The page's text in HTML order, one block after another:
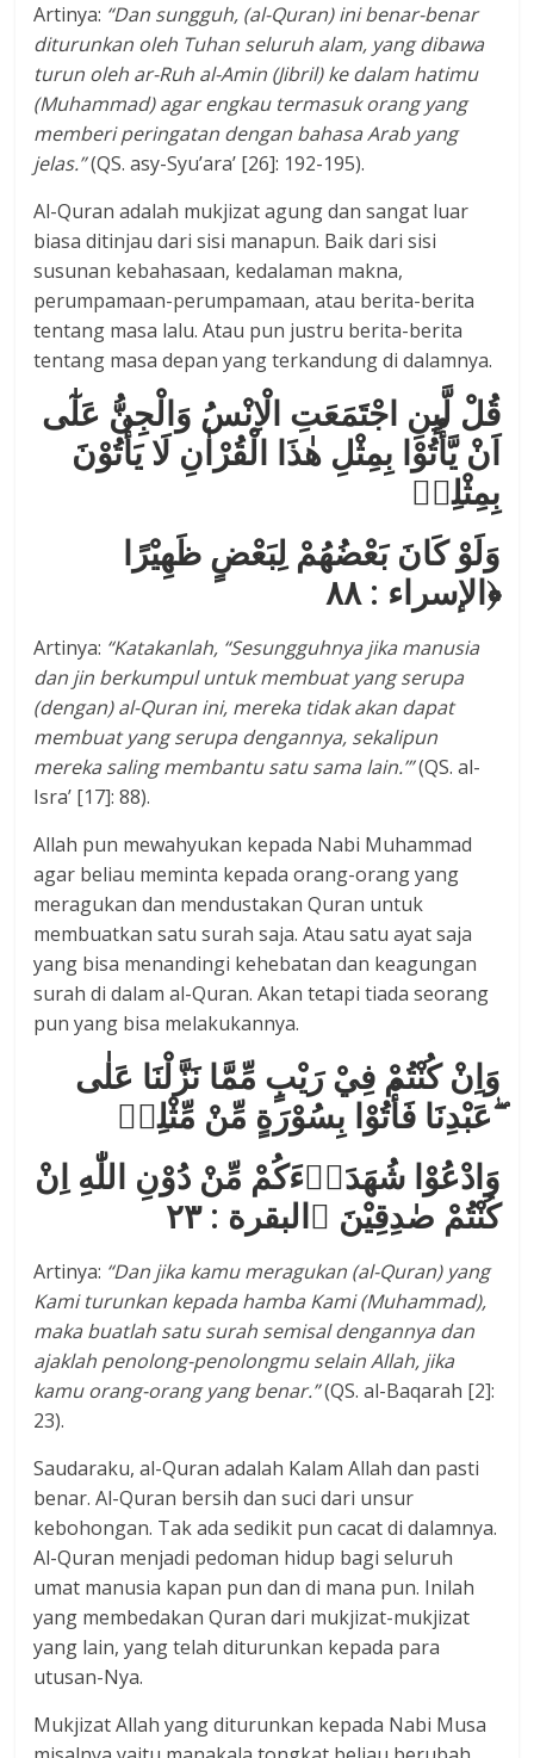
Artinya: “Dan sungguh, (al-Quran) ini benar-benar
diturunkan oleh Tuhan seluruh alam, yang dibawa
turun oleh ar-Ruh al-Amin (Jibril) ke dalam hatimu
(Muhammad) agar engkau termasuk orang yang
memberi peringatan dengan bahasa Arab yang
jelas.”(QS. asy-Syu’ara’ [26]: 192-195).
Al-Quran adalah mukjizat agung dan sangat luar
biasa ditinjau dari sisi manapun. Baik dari sisi
susunan kebahasaan, kedalaman makna,
perumpamaan-perumpamaan, atau berita-berita
tentang masa lalu. Atau pun justru berita-berita
tentang masa depan yang terkandung di dalamnya.
قُلْ لَّىِٕنِ اجْتَمَعَتِ الْاِنْسُ وَالْجِنُّ عَلٰٓى
اَنْ يَّأْتُوْا بِمِثْلِ هٰذَا الْقُرْاٰنِ لَا يَأْتُوْنَ
بِمِثْلِهٖ
﴿الإسراء : ۸۸
Artinya: “Katakanlah, “Sesungguhnya jika manusia
dan jin berkumpul untuk membuat yang serupa
(dengan)al-Quran ini, mereka tidak akan dapat
membuat yang serupa dengannya, sekalipun
mereka saling membantu satu sama lain.’”(QS. al-
Isra’ [17]: 88).
Allah pun mewahyukan kepada Nabi Muhammad
agar beliau meminta kepada orang-orang yang
meragukan dan mendustakan Quran untuk
membuatkan satu surah saja. Atau satu ayat saja
yang bisa menandingi kehebatan dan keagungan
surah di dalam al-Quran. Akan tetapi tiada seorang
pun yang bisa melakukannya.
وَاِنْ كُنْتُمْ فِيْ رَيْبٍ مِّمَّا نَزَّلْنَا عَلٰى
عَبْدِنَا فَأْتُوْا بِسُوْرَةٍ مِّنْ مِّثْلِهٖ ۖ
وَادْعُوْا شُهَدَاۤءَكُمْ مِّنْ دُوْنِ اللّٰهِ اِنْ
كُنْتُمْ صٰدِقِيْنَ ﴿البقرة : ۲۳
Artinya: “Dan jika kamu meragukan (al-Quran) yang
Kami turunkan kepada hamba Kami (Muhammad),
maka buatlah satu surah semisal dengannya dan
ajaklah penolong-penolongmu selain Allah, jika
kamu orang-orang yang benar.”(QS. al-Baqarah [2]:
23).
Saudaraku, al-Quran adalah Kalam Allah dan pasti
benar. Al-Quran bersih dan suci dari unsur
kebohongan. Tak ada sedikit pun cacat di dalamnya.
Al-Quran menjadi pedoman hidup bagi seluruh
umat manusia kapan pun dan di mana pun. Inilah
yang membedakan Quran dari mukjizat-mukjizat
yang lain, yang telah diturunkan kepada para
utusan-Nya.
Mukjizat Allah yang diturunkan kepada Nabi Musa